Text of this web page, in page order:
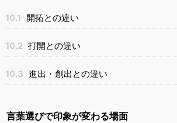
10.1 開拓との違い
10.2 打開との違い
10.3 進出・創出との違い
言葉選びで印象が変わる場面